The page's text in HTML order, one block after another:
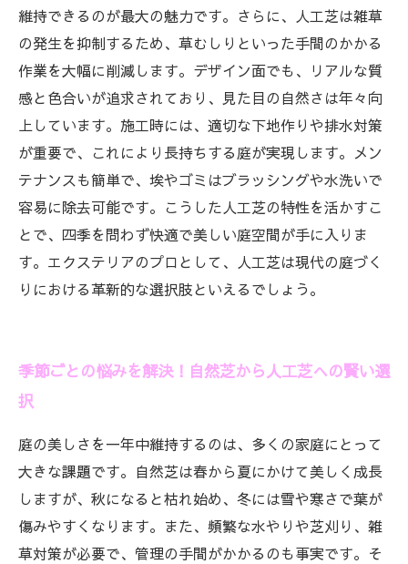
人工芝導入前に知っておきたいメリット・デメ
リットまとめ
維持できるのが最大の魅力です。さらに、人工芝は雑草
の発生を抑制するため、草むしりといった手間のかかる
作業を大幅に削減します。デザイン面でも、リアルな質
感と色合いが追求されており、見た目の自然さは年々向
上しています。施工時には、適切な下地作りや排水対策
が重要で、これにより長持ちする庭が実現します。メン
テナンスも簡単で、埃やゴミはブラッシングや水洗いで
容易に除去可能です。こうした人工芝の特性を活かすこ
とで、四季を問わず快適で美しい庭空間が手に入りま
す。エクステリアのプロとして、人工芝は現代の庭づく
りにおける革新的な選択肢といえるでしょう。
季節ごとの悩みを解決！自然芝から人工芝への賢い選
択
庭の美しさを一年中維持するのは、多くの家庭にとって
大きな課題です。自然芝は春から夏にかけて美しく成長
しますが、秋になると枯れ始め、冬には雪や寒さで葉が
傷みやすくなります。また、頻繁な水やりや芝刈り、雑
草対策が必要で、管理の手間がかかるのも事実です。そ